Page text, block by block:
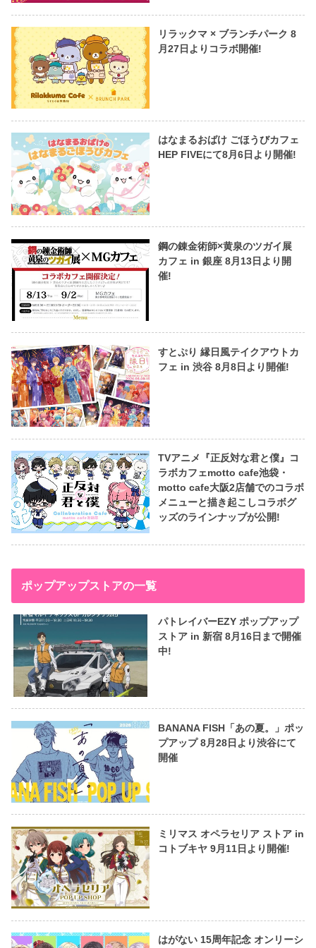
リラックマ × ブランチパーク 8
月27日よりコラボ開催!
はなまるおばけ ごほうびカフェ
HEP FIVEにて8月6日より開催!
鋼の錬金術師×黄泉のツガイ展
カフェ in 銀座 8月13日より開
催!
すとぷり 縁日風テイクアウトカ
フェ in 渋谷 8月8日より開催!
TVアニメ『正反対な君と僕』コ
ラボカフェmotto cafe池袋・
motto cafe大阪2店舗でのコラボ
メニューと描き起こしコラボグ
ッズのラインナップが公開!
ポップアップストアの一覧
パトレイバーEZY ポップアップ
ストア in 新宿 8月16日まで開催
中!
BANANA FISH「あの夏。」ポッ
プアップ 8月28日より渋谷にて
開催
ミリマス オペラセリア ストア in
コトブキヤ 9月11日より開催!
はがない 15周年記念 オンリーシ